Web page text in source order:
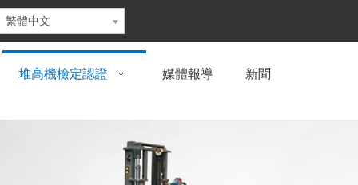
繁體中文
堆高機檢定認證 媒體報導 新聞